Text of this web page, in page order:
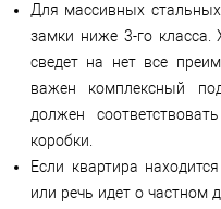
Для массивных
замки ниже 3-го класса.
сведет на нет все
важен комплексный
должен
коробки.
Если квартира
или речь идет о частном